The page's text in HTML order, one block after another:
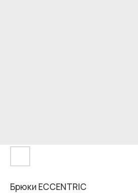
Брюки ECCENTRIC